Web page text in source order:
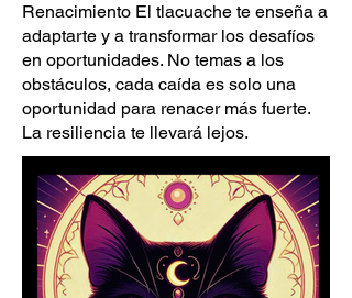
Renacimiento El tlacuache te enseña a
adaptarte y a transformar los desafíos
en oportunidades. No temas a los
obstáculos, cada caída es solo una
oportunidad para renacer más fuerte.
La resiliencia te llevará lejos.